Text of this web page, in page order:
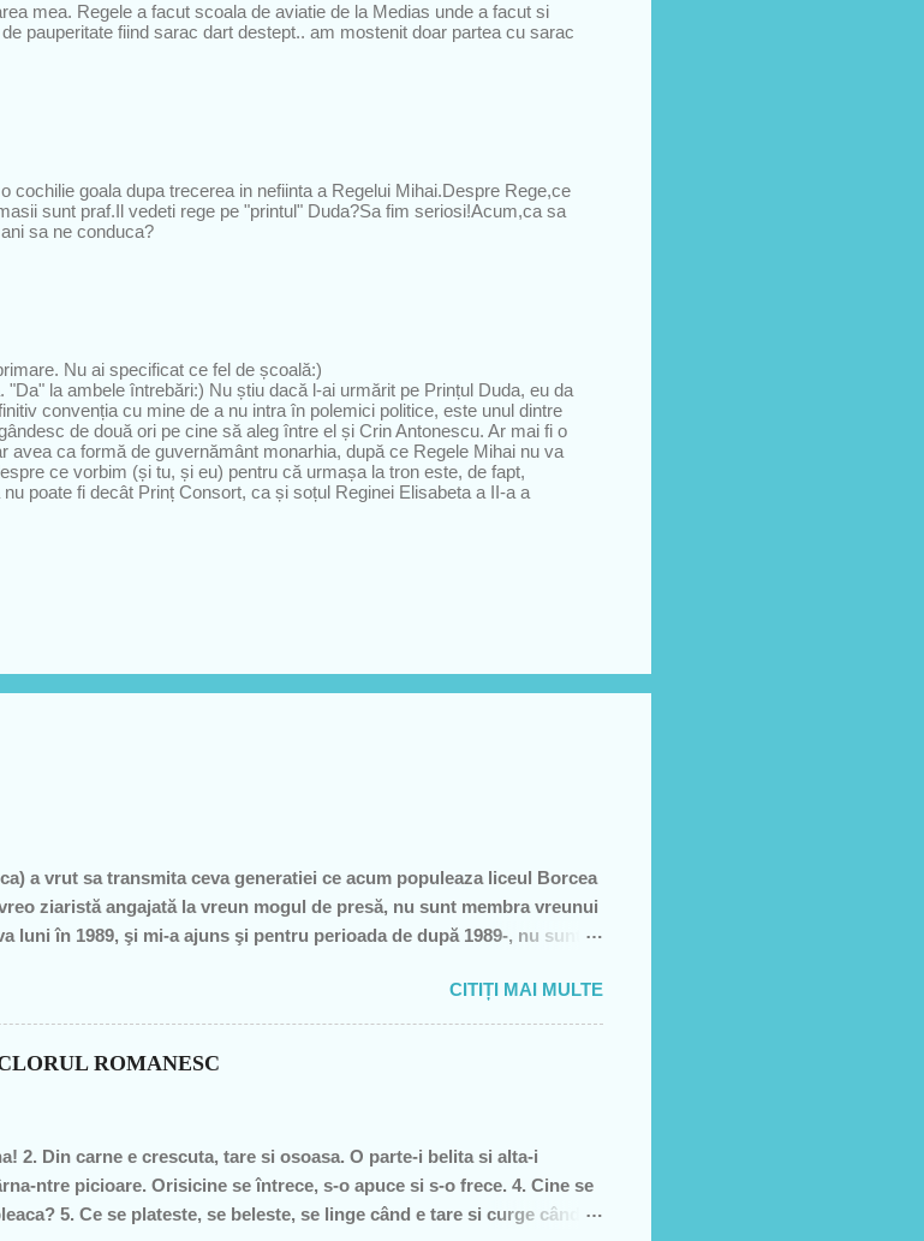
mea. Regele a facut scoala de aviatie de la Medias unde a facut si
pauperitate fiind sarac dart destept.. am mostenit doar partea cu sarac
cochilie goala dupa trecerea in nefiinta a Regelui Mihai.Despre Rege,ce
sunt praf.Il vedeti rege pe "printul" Duda?Sa fim seriosi!Acum,ca sa
sa ne conduca?
Nu ai specificat ce fel de școală:)
la ambele întrebări:) Nu știu dacă l-ai urmărit pe Prințul Duda, eu da
convenția cu mine de a nu intra în polemici politice, este unul dintre
de două ori pe cine să aleg între el și Crin Antonescu. Ar mai fi o
avea ca formă de guvernământ monarhia, după ce Regele Mihai nu va
ce vorbim (și tu, și eu) pentru că urmașa la tron este, de fapt,
poate fi decât Prinț Consort, ca și soțul Reginei Elisabeta a II-a a
a vrut sa transmita ceva generatiei ce acum populeaza liceul Borcea
ziaristă angajată la vreun mogul de presă, nu sunt membra vreunui
luni în 1989, şi mi-a ajuns şi pentru perioada de după 1989-, nu sunt
şi care mai scoate şi tâmpiţi în urma prestaţiei sale- asa cum rezultă
(pentru pdl-işti, aceasta nu e o înjurătură)! Recunosc acum că
generaţie. Î...
CITIȚI MAI MULTE
ROMANESC
2. Din carne e crescuta, tare si osoasa. O parte-i belita si alta-i
ntre picioare. Orisicine se întrece, s-o apuce si s-o frece. 4. Cine se
5. Ce se plateste, se beleste, se linge când e tare si curge când e